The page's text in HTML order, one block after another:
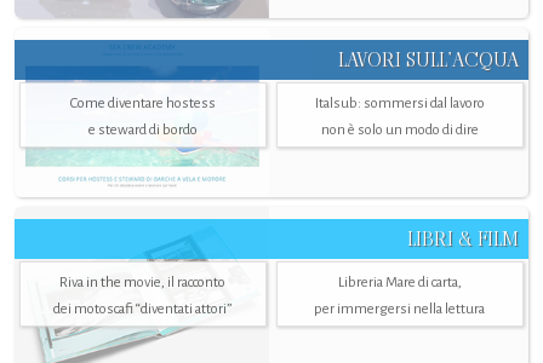
LAVORI SULL’ACQUA
Come diventare hostess
e steward di bordo
Italsub: sommersi dal lavoro
non è solo un modo di dire
LIBRI & FILM
Riva in the movie, il racconto
dei motoscafi “diventati attori”
Libreria Mare di carta,
per immergersi nella lettura